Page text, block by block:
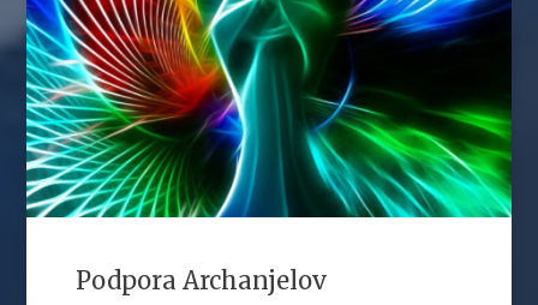
Podpora Archanjelov